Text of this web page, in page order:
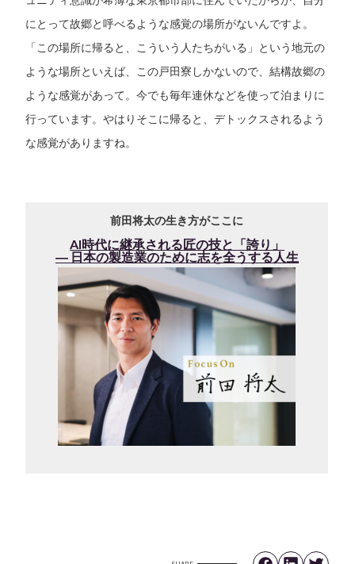
にとって故郷と呼べるような感覚の場所がないんですよ。
「この場所に帰ると、こういう人たちがいる」という地元の
ような場所といえば、この戸田寮しかないので、結構故郷の
ような感覚があって。今でも毎年連休などを使って泊まりに
行っています。やはりそこに帰ると、デトックスされるよう
な感覚がありますね。
前田将太の生き方がここに
AI時代に継承される匠の技と「誇り」
― 日本の製造業のために志を全うする人生